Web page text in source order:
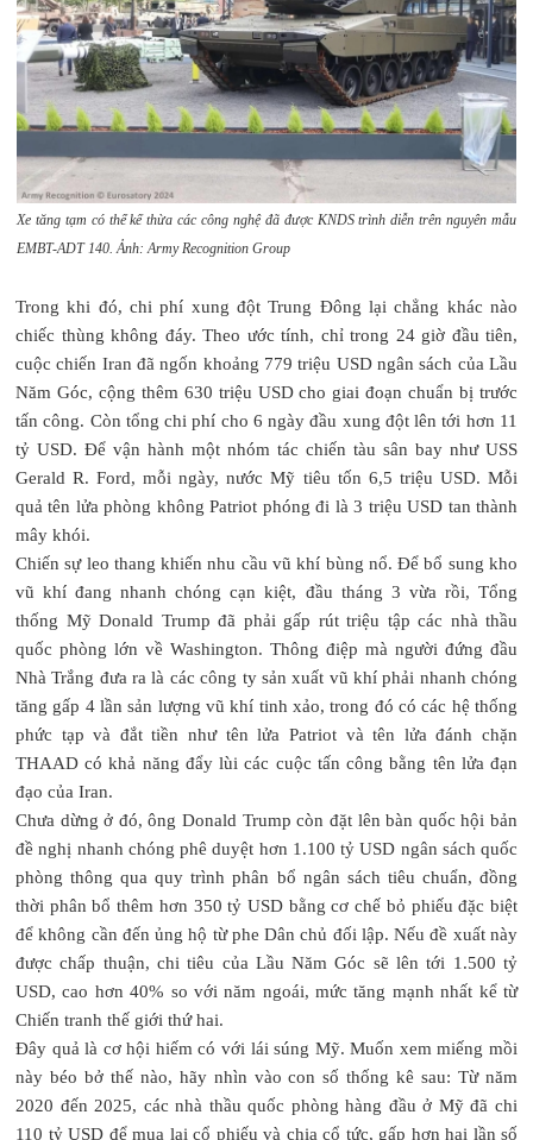
Xe tăng tạm có thể kế thừa các công nghệ đã được KNDS trình diễn trên nguyên mẫu
EMBT-ADT 140. Ảnh: Army Recognition Group
Trong khi đó, chi phí xung đột Trung Đông lại chẳng khác nào
chiếc thùng không đáy. Theo ước tính, chỉ trong 24 giờ đầu tiên,
cuộc chiến Iran đã ngốn khoảng 779 triệu USD ngân sách của Lầu
Năm Góc, cộng thêm 630 triệu USD cho giai đoạn chuẩn bị trước
tấn công. Còn tổng chi phí cho 6 ngày đầu xung đột lên tới hơn 11
tỷ USD. Để vận hành một nhóm tác chiến tàu sân bay như USS
Gerald R. Ford, mỗi ngày, nước Mỹ tiêu tốn 6,5 triệu USD. Mỗi
quả tên lửa phòng không Patriot phóng đi là 3 triệu USD tan thành
mây khói.
Chiến sự leo thang khiến nhu cầu vũ khí bùng nổ. Để bổ sung kho
vũ khí đang nhanh chóng cạn kiệt, đầu tháng 3 vừa rồi, Tổng
thống Mỹ Donald Trump đã phải gấp rút triệu tập các nhà thầu
quốc phòng lớn về Washington. Thông điệp mà người đứng đầu
Nhà Trắng đưa ra là các công ty sản xuất vũ khí phải nhanh chóng
tăng gấp 4 lần sản lượng vũ khí tinh xảo, trong đó có các hệ thống
phức tạp và đắt tiền như tên lửa Patriot và tên lửa đánh chặn
THAAD có khả năng đẩy lùi các cuộc tấn công bằng tên lửa đạn
đạo của Iran.
Chưa dừng ở đó, ông Donald Trump còn đặt lên bàn quốc hội bản
đề nghị nhanh chóng phê duyệt hơn 1.100 tỷ USD ngân sách quốc
phòng thông qua quy trình phân bổ ngân sách tiêu chuẩn, đồng
thời phân bổ thêm hơn 350 tỷ USD bằng cơ chế bỏ phiếu đặc biệt
để không cần đến ủng hộ từ phe Dân chủ đối lập. Nếu đề xuất này
được chấp thuận, chi tiêu của Lầu Năm Góc sẽ lên tới 1.500 tỷ
USD, cao hơn 40% so với năm ngoái, mức tăng mạnh nhất kể từ
Chiến tranh thế giới thứ hai.
Đây quả là cơ hội hiếm có với lái súng Mỹ. Muốn xem miếng mồi
này béo bở thế nào, hãy nhìn vào con số thống kê sau: Từ năm
2020 đến 2025, các nhà thầu quốc phòng hàng đầu ở Mỹ đã chi
110 tỷ USD để mua lại cổ phiếu và chia cổ tức, gấp hơn hai lần số